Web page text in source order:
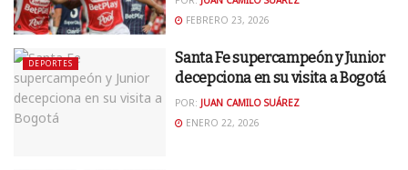
FEBRERO 23, 2026
DEPORTES
Santa Fe supercampeón y Junior
decepciona en su visita a Bogotá
POR: JUAN CAMILO SUÁREZ
ENERO 22, 2026